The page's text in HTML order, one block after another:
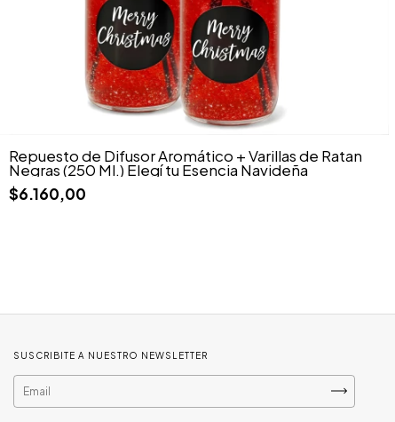
Repuesto de Difusor Aromático + Varillas de Ratan
Negras (250 Ml.) Elegí tu Esencia Navideña
$6.160,00
SUSCRIBITE A NUESTRO NEWSLETTER